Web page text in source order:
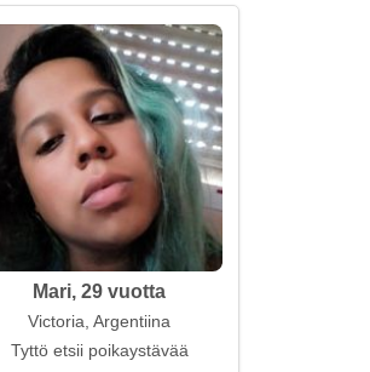
Mari, 29 vuotta
Victoria, Argentiina
Tyttö etsii poikaystävää